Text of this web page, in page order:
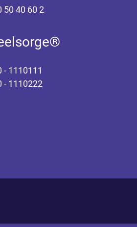
50 40 60 2
- 1110111
- 1110222